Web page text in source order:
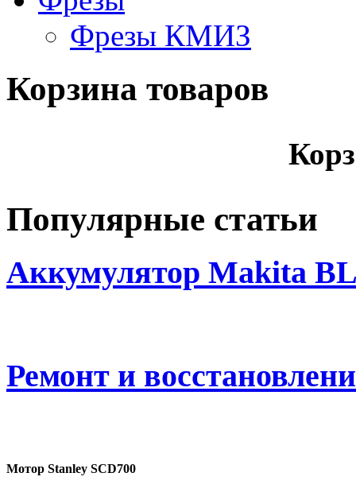
Фрезы КМИЗ
Корзина товаров
Популярные статьи
Аккумулятор Makita
Ремонт и
Мотор Stanley SCD700